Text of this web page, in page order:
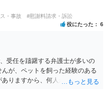
・事故 #慰謝料請求・訴訟
役にたった 6
受任を躊躇する弁護士が多いの
が、ペットを飼った経験のある
りますから、何人か問い合わせ